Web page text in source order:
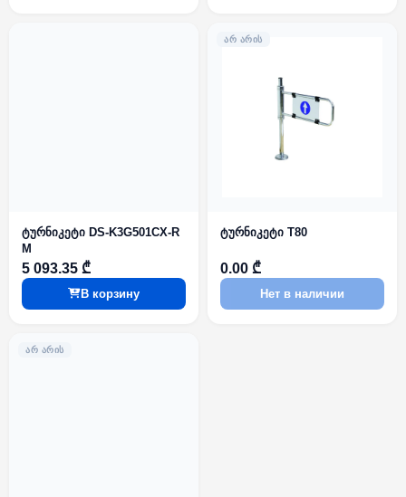
ტურნიკეტი DS-K3G501CX-R
M
5 093.35 ₾
В корзину
ᲐᲠ ᲐᲠᲘᲡ
ტურნიკეტი T80
0.00 ₾
Нет в наличии
ᲐᲠ ᲐᲠᲘᲡ